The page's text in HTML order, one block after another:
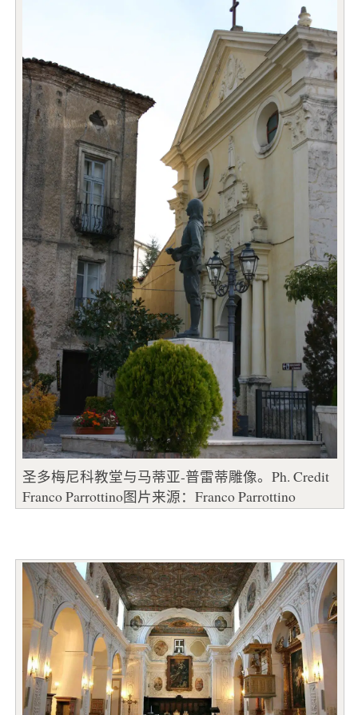
圣多梅尼科教堂与马蒂亚-普雷蒂雕像。Ph. Credit
Franco Parrottino图片来源：Franco Parrottino